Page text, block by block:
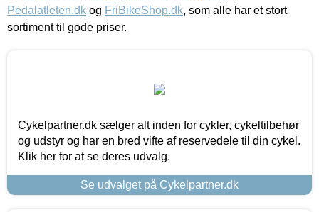
Pedalatleten.dk og FriBikeShop.dk, som alle har et stort
sortiment til gode priser.
Cykelpartner.dk sælger alt inden for cykler, cykeltilbehør
og udstyr og har en bred vifte af reservedele til din cykel.
Klik her for at se deres udvalg.
Se udvalget på Cykelpartner.dk